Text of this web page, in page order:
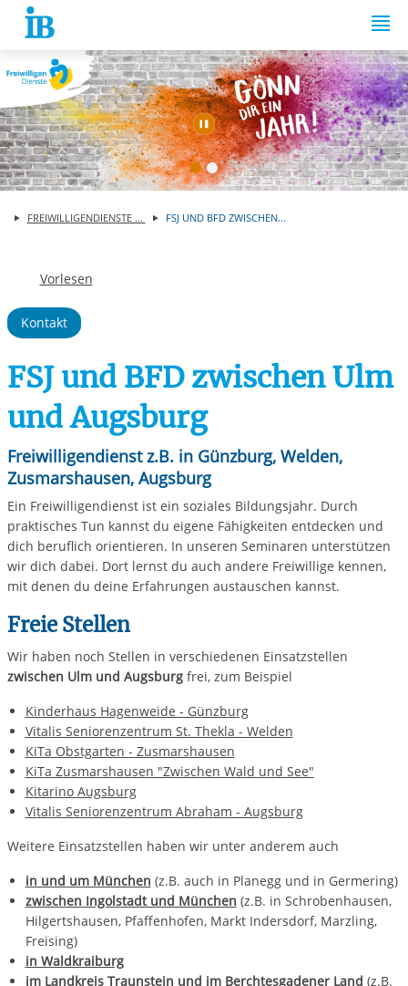
Springe zum Inhalt
Automatische
FREIWILLIGENDIENSTE ... FSJ UND BFD ZWISCHEN...
Vorlesen
Kontakt
FSJ und BFD zwischen Ulm
und Augsburg
Freiwilligendienst z.B. in Günzburg, Welden,
Zusmarshausen, Augsburg
Ein Freiwilligendienst ist ein soziales Bildungsjahr. Durch
praktisches Tun kannst du eigene Fähigkeiten entdecken und
dich beruflich orientieren. In unseren Seminaren unterstützen
wir dich dabei. Dort lernst du auch andere Freiwillige kennen,
mit denen du deine Erfahrungen austauschen kannst.
Freie Stellen
Wir haben noch Stellen in verschiedenen Einsatzstellen
zwischen Ulm und Augsburgfrei, zum Beispiel
Kinderhaus Hagenweide - Günzburg
Vitalis Seniorenzentrum St. Thekla - Welden
KiTa Obstgarten - Zusmarshausen
KiTa Zusmarshausen "Zwischen Wald und See"
Kitarino Augsburg
Vitalis Seniorenzentrum Abraham - Augsburg
Weitere Einsatzstellen haben wir unter anderem auch
in und um München (z.B. auch in Planegg und in Germering)
zwischen Ingolstadt und München (z.B. in Schrobenhausen,
Hilgertshausen, Pfaffenhofen, Markt Indersdorf, Marzling,
Freising)
in Waldkraiburg
im Landkreis Traunstein und im Berchtesgadener Land (z.B.